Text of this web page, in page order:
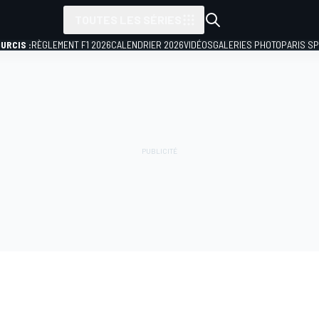
:RÈGLEMENT F1 2026CALENDRIER 2026VIDÉOSGALERIES PHOTOPARIS